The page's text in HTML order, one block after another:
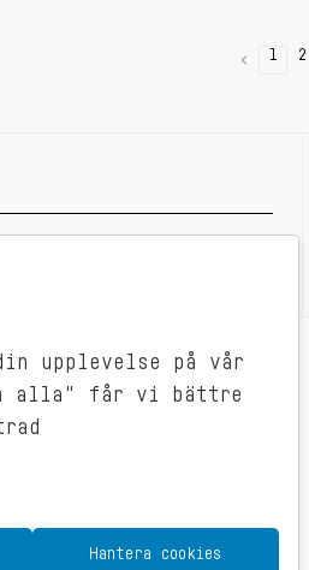
1 2
OM OSS
upplevelse på vår
alla" får vi bättre
Hantera cookies